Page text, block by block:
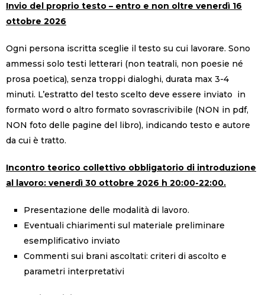
Invio del proprio testo – entro e non oltre venerdì 16
ottobre 2026
Ogni persona iscritta sceglie il testo su cui lavorare. Sono
ammessi solo testi letterari (non teatrali, non poesie né
prosa poetica), senza troppi dialoghi, durata max 3-4
minuti. L’estratto del testo scelto deve essere inviato in
formato word o altro formato sovrascrivibile (NON in pdf,
NON foto delle pagine del libro), indicando testo e autore
da cui è tratto.
Incontro teorico collettivo obbligatorio di introduzione
al lavoro: venerdì 30 ottobre 2026 h 20:00-22:00.
Presentazione delle modalità di lavoro.
Eventuali chiarimenti sul materiale preliminare
esemplificativo inviato
Commenti sui brani ascoltati: criteri di ascolto e
parametri interpretativi